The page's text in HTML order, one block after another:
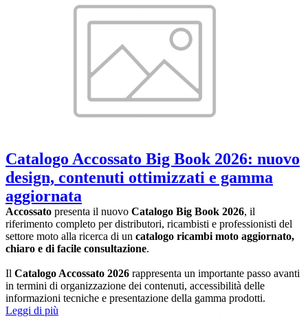
Catalogo Accossato Big Book 2026: nuovo
design, contenuti ottimizzati e gamma
aggiornata
Accossato presenta il nuovo Catalogo Big Book 2026, il
riferimento completo per distributori, ricambisti e professionisti del
settore moto alla ricerca di un catalogo ricambi moto aggiornato,
chiaro e di facile consultazione.
Il Catalogo Accossato 2026 rappresenta un importante passo avanti
in termini di organizzazione dei contenuti, accessibilità delle
informazioni tecniche e presentazione della gamma prodotti.
Leggi di più